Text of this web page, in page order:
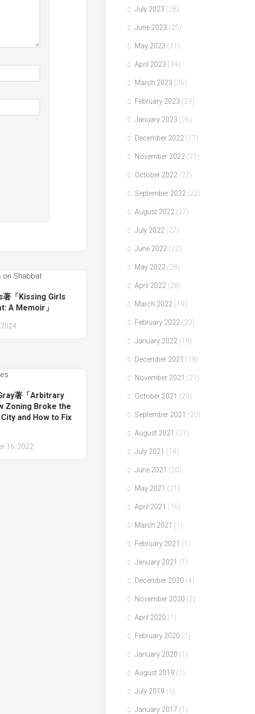
著「Kissing Girls
A Memoir」
著「Arbitrary
Zoning Broke the
and How to Fix
16, 2022
July 2023 (28)
June 2023 (25)
May 2023 (31)
April 2023 (34)
March 2023 (26)
February 2023 (23)
January 2023 (26)
December 2022 (17)
November 2022 (21)
October 2022 (22)
September 2022 (22)
August 2022 (27)
July 2022 (27)
June 2022 (22)
May 2022 (28)
April 2022 (28)
March 2022 (19)
February 2022 (20)
January 2022 (18)
December 2021 (18)
November 2021 (21)
October 2021 (20)
September 2021 (20)
August 2021 (21)
July 2021 (14)
June 2021 (20)
May 2021 (21)
April 2021 (16)
March 2021 (1)
February 2021 (1)
January 2021 (1)
December 2020 (4)
November 2020 (2)
April 2020 (1)
February 2020 (1)
January 2020 (1)
August 2019 (1)
July 2019 (1)
January 2017 (1)